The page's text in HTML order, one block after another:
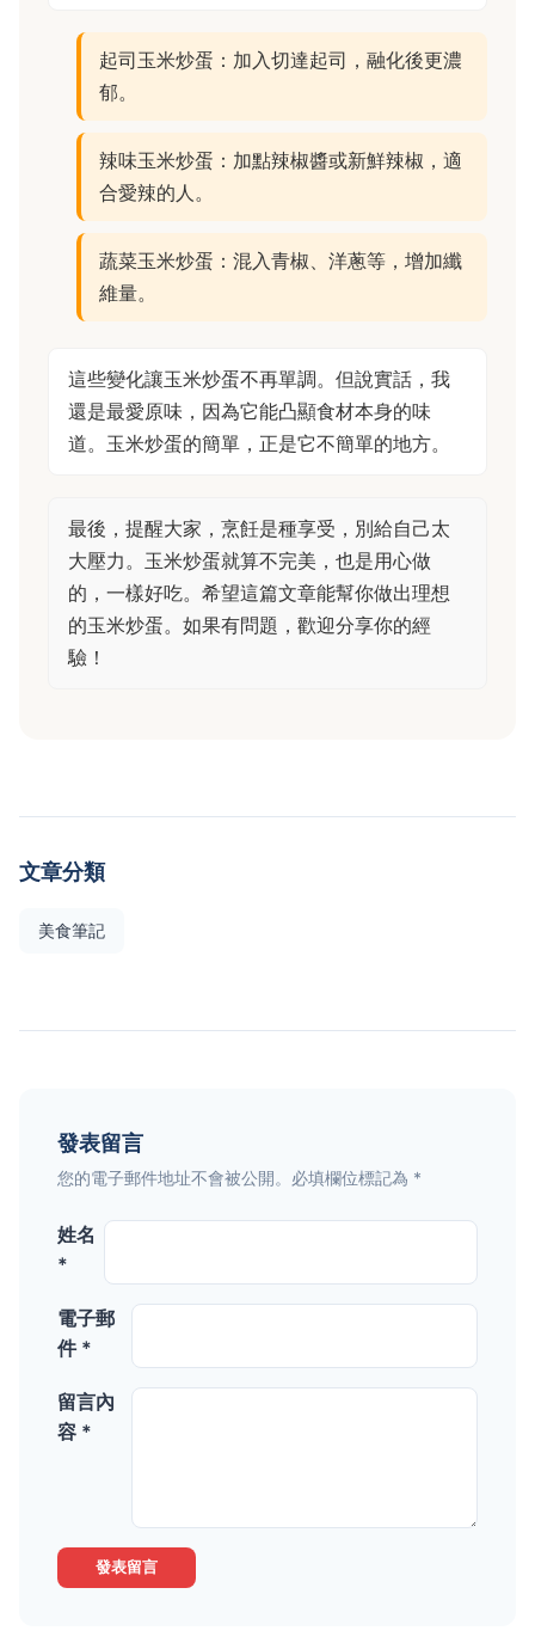
起司玉米炒蛋：加入切達起司，融化後更濃
郁。
辣味玉米炒蛋：加點辣椒醬或新鮮辣椒，適
合愛辣的人。
蔬菜玉米炒蛋：混入青椒、洋蔥等，增加纖
維量。
這些變化讓玉米炒蛋不再單調。但說實話，我
還是最愛原味，因為它能凸顯食材本身的味
道。玉米炒蛋的簡單，正是它不簡單的地方。
最後，提醒大家，烹飪是種享受，別給自己太
大壓力。玉米炒蛋就算不完美，也是用心做
的，一樣好吃。希望這篇文章能幫你做出理想
的玉米炒蛋。如果有問題，歡迎分享你的經
驗！
文章分類
美食筆記
發表留言
您的電子郵件地址不會被公開。必填欄位標記為 *
姓名
*
電子郵
件 *
留言內
容 *
發表留言